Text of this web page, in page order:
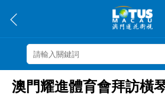
澳門耀進體育會拜訪橫